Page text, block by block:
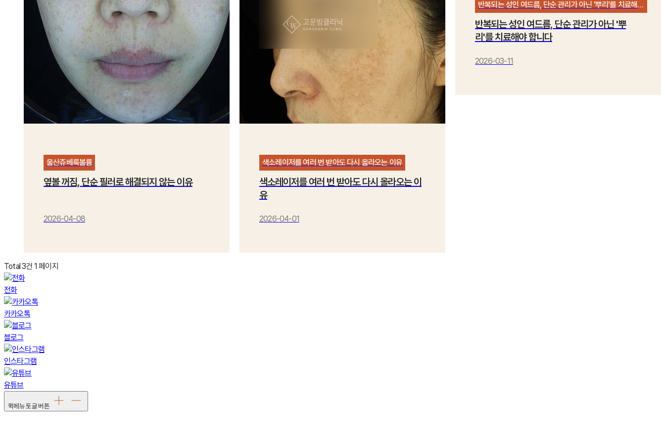
울산쥬베룩볼륨
옆볼 꺼짐, 단순 필러로 해결되지 않는 이유
2026-04-08
색소레이저를 여러 번 받아도 다시 올라오는 이유
색소레이저를 여러 번 받아도 다시 올라오는 이
유
2026-04-01
반복되는 성인 여드름, 단순 관리가 아닌 '뿌리'를 치료해야 합니다
반복되는 성인 여드름, 단순 관리가 아닌 '뿌
리'를 치료해야 합니다
2026-03-11
Total 3건 1 페이지
전화
카카오톡
블로그
인스타그램
유튜브
퀵메뉴 토글 버튼